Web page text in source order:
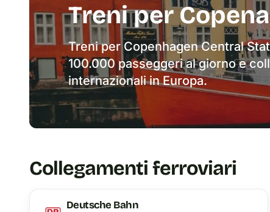
Treni per
Treni per Copenhagen Central
100.000 passeggeri al giorno e
internazionali in Europa.
Collegamenti ferroviari
Deutsche Bahn